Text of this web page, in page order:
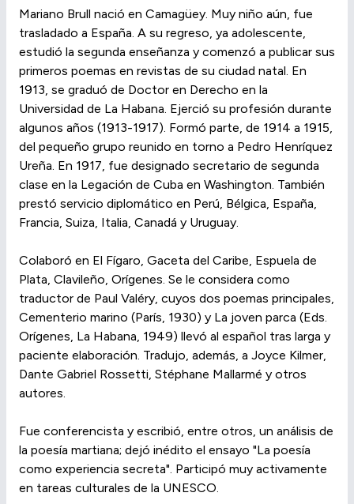
Mariano Brull nació en Camagüey. Muy niño aún, fue
trasladado a España. A su regreso, ya adolescente,
estudió la segunda enseñanza y comenzó a publicar sus
primeros poemas en revistas de su ciudad natal. En
1913, se graduó de Doctor en Derecho en la
Universidad de La Habana. Ejerció su profesión durante
algunos años (1913-1917). Formó parte, de 1914 a 1915,
del pequeño grupo reunido en torno a Pedro Henríquez
Ureña. En 1917, fue designado secretario de segunda
clase en la Legación de Cuba en Washington. También
prestó servicio diplomático en Perú, Bélgica, España,
Francia, Suiza, Italia, Canadá y Uruguay.
Colaboró en El Fígaro, Gaceta del Caribe, Espuela de
Plata, Clavileño, Orígenes. Se le considera como
traductor de Paul Valéry, cuyos dos poemas principales,
Cementerio marino (París, 1930) y La joven parca (Eds.
Orígenes, La Habana, 1949) llevó al español tras larga y
paciente elaboración. Tradujo, además, a Joyce Kilmer,
Dante Gabriel Rossetti, Stéphane Mallarmé y otros
autores.
Fue conferencista y escribió, entre otros, un análisis de
la poesía martiana; dejó inédito el ensayo "La poesía
como experiencia secreta". Participó muy activamente
en tareas culturales de la UNESCO.